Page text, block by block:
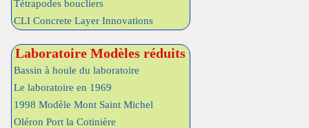
Tétrapodes boucliers
CLI Concrete Layer Innovations
Laboratoire Modèles réduits
Bassin à houle du laboratoire
Le laboratoire en 1969
1998 Modèle Mont Saint Michel
Oléron Port la Cotinière